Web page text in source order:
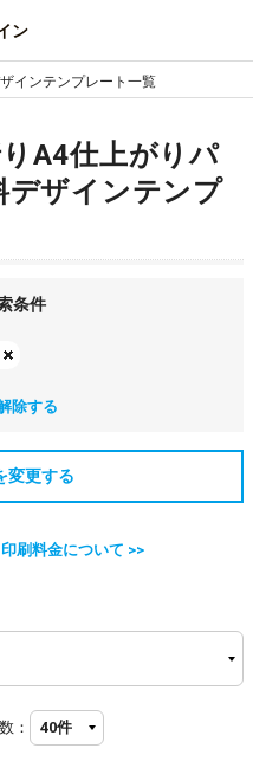
ン
インテンプレート一覧
A4仕上がりパ
デザインテンプ
条件
除する
変更する
刷料金について >>
：